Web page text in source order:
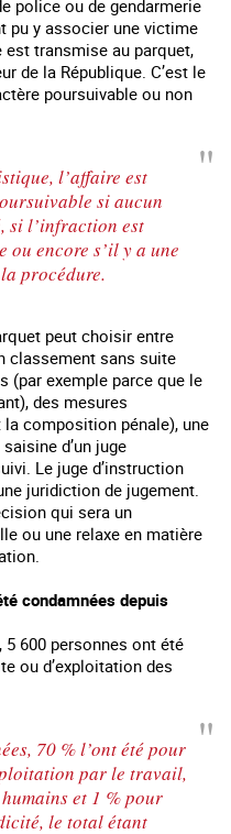
police ou de gendarmerie
pu y associer une victime
est transmise au parquet,
de la République. C’est le
poursuivable ou non
l’affaire est
si aucun
si l’infraction est
ou encore s’il y a une
procédure.
peut choisir entre
classement sans suite
(par exemple parce que le
des mesures
composition pénale), une
d’un juge
Le juge d’instruction
juridiction de jugement.
qui sera un
ou une relaxe en matière
condamnées depuis
5 600 personnes ont été
ou d’exploitation des
70 % l’ont été pour
par le travail,
et 1 % pour
le total étant